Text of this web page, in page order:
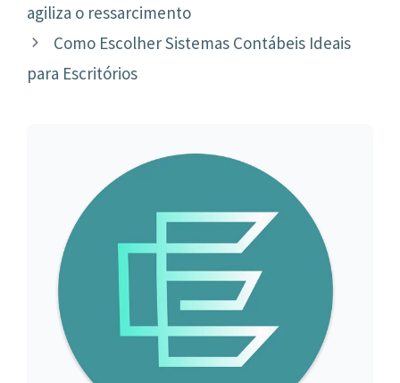
post
agiliza o ressarcimento
Como Escolher Sistemas Contábeis Ideais
para Escritórios